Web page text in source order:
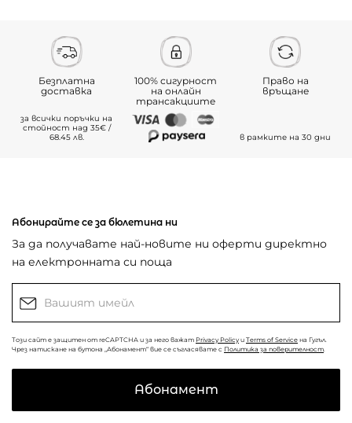
Безплатна
доставка
за всички поръчки на
стойност над 35€ /
68.45 лв.
100% сигурност
на онлайн
трансакциите
Право на
връщане
в рамките на 30 дни
Абонирайте се за бюлетина ни
За да получавате най-новите ни оферти директно
на електронната си поща
Този сайт е защитен от reCAPTCHA и за него важат Privacy Policy и Terms of Service на Гугъл.
Чрез натискане на бутона „Абонамент“ вие се съгласявате с Политика за поверителност
Абонамент